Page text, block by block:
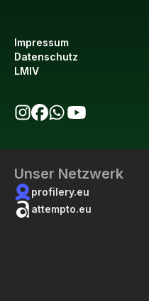
Impressum
Datenschutz
LMIV
Unser Netzwerk
profilery.eu
attempto.eu